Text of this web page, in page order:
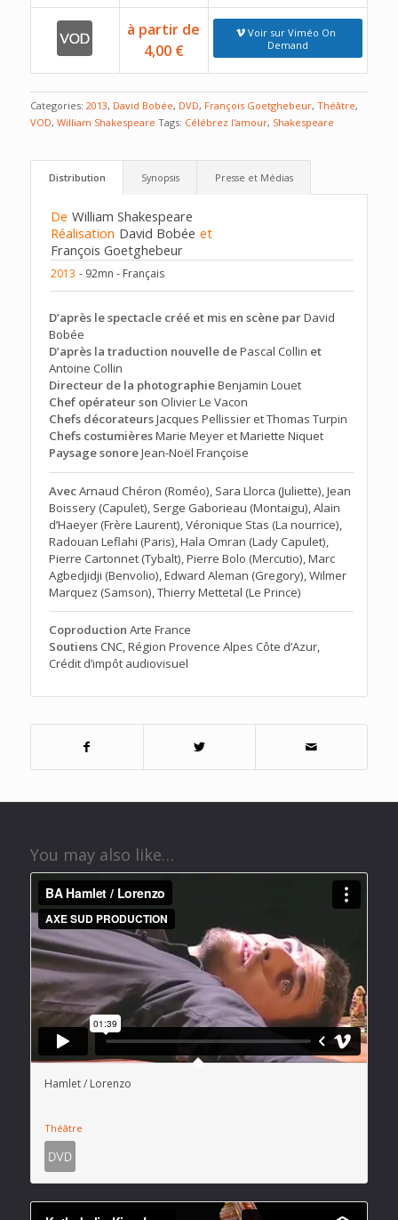
à partir de
4,00 €
Voir sur Viméo On
Demand
Categories: 2013, David Bobée, DVD, François Goetghebeur, Théâtre,
VOD, William Shakespeare Tags: Célébrez l'amour, Shakespeare
Distribution Synopsis Presse et Médias
De William Shakespeare
Réalisation David Bobée et
François Goetghebeur
2013 - 92mn - Français
D’après le spectacle créé et mis en scène parDavid
Bobée
D’après la traduction nouvelle dePascal Collin et
Antoine Collin
Directeur de la photographieBenjamin Louet
Chef opérateur son Olivier Le Vacon
Chefs décorateursJacques Pellissier et Thomas Turpin
Chefs costumièresMarie Meyer et Mariette Niquet
Paysage sonoreJean-Noël Françoise
AvecArnaud Chéron (Roméo), Sara Llorca (Juliette), Jean
Boissery (Capulet), Serge Gaborieau (Montaigu), Alain
d’Haeyer (Frère Laurent), Véronique Stas (La nourrice),
Radouan Leflahi (Paris), Hala Omran (Lady Capulet),
Pierre Cartonnet (Tybalt), Pierre Bolo (Mercutio), Marc
Agbedjidji (Benvolio), Edward Aleman (Gregory), Wilmer
Marquez (Samson), Thierry Mettetal (Le Prince)
Coproduction Arte France
SoutiensCNC, Région Provence Alpes Côte d’Azur,
Crédit d’impôt audiovisuel
You may also like…
Hamlet / Lorenzo
Théâtre